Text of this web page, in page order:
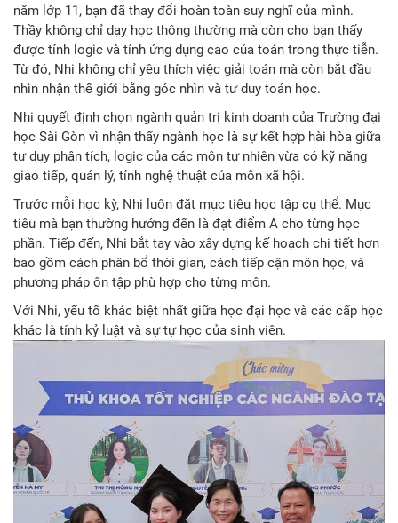
năm lớp 11, bạn đã thay đổi hoàn toàn suy nghĩ của mình.
Thầy không chỉ dạy học thông thường mà còn cho bạn thấy
được tính logic và tính ứng dụng cao của toán trong thực tiễn.
Từ đó, Nhi không chỉ yêu thích việc giải toán mà còn bắt đầu
nhìn nhận thế giới bằng góc nhìn và tư duy toán học.
Nhi quyết định chọn ngành quản trị kinh doanh của Trường đại
học Sài Gòn vì nhận thấy ngành học là sự kết hợp hài hòa giữa
tư duy phân tích, logic của các môn tự nhiên vừa có kỹ năng
giao tiếp, quản lý, tính nghệ thuật của môn xã hội.
Trước mỗi học kỳ, Nhi luôn đặt mục tiêu học tập cụ thể. Mục
tiêu mà bạn thường hướng đến là đạt điểm A cho từng học
phần. Tiếp đến, Nhi bắt tay vào xây dựng kế hoạch chi tiết hơn
bao gồm cách phân bổ thời gian, cách tiếp cận môn học, và
phương pháp ôn tập phù hợp cho từng môn.
Với Nhi, yếu tố khác biệt nhất giữa học đại học và các cấp học
khác là tính kỷ luật và sự tự học của sinh viên.